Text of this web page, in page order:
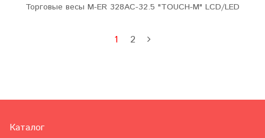
Торговые весы M-ER 328AC-32.5 "TOUCH-M" LCD/LЕD
1 2
Каталог